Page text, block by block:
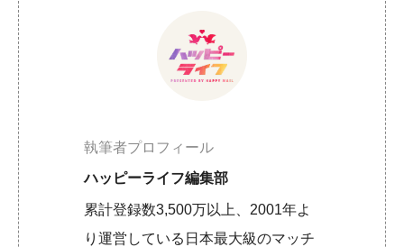
執筆者プロフィール
ハッピーライフ編集部
累計登録数3,500万以上、2001年よ
り運営している日本最大級のマッチ